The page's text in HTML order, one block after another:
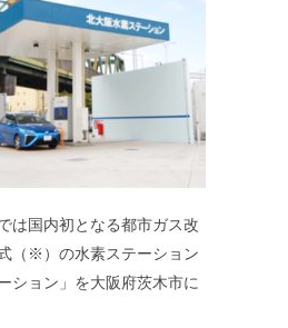
は国内初となる都市ガス改
（※）の水素ステーション
ション」を大阪府茨木市に